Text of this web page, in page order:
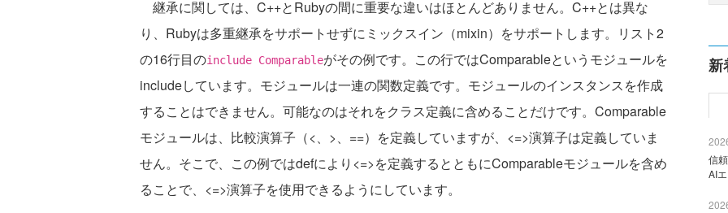
継承に関しては、C++とRubyの間に重要な違いはほとんどありません。C++とは異な
り、Rubyは多重継承をサポートせずにミックスイン（mixin）をサポートします。リスト2
の16行目のinclude Comparableがその例です。この行ではComparableというモジュールを
includeしています。モジュールは一連の関数定義です。モジュールのインスタンスを作成
することはできません。可能なのはそれをクラス定義に含めることだけです。Comparable
モジュールは、比較演算子（<、>、==）を定義していますが、<=>演算子は定義していま
せん。そこで、この例ではdefにより<=>を定義するとともにComparableモジュールを含め
ることで、<=>演算子を使用できるようにしています。
新
信
AI